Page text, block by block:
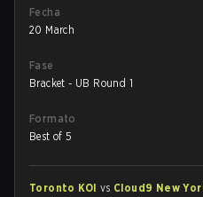
Fecha
20 March
Fase
Bracket - UB Round 1
Formato
Best of 5
Toronto KOI vs Cloud9 New